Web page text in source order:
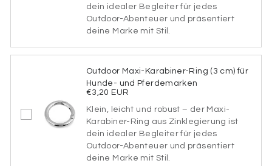
65 verbleibende Zeichen
Bitte wähle eine Schriftart aus.
SCHRIFTART
1
dein idealer Begleiter für jedes
Outdoor-Abenteuer und präsentiert
deine Marke mit Stil.
Outdoor Maxi-Karabiner-Ring (3 cm) für
Hunde- und Pferdemarken
€3,20 EUR
Klein, leicht und robust – der Maxi-
Karabiner-Ring aus Zinklegierung ist
dein idealer Begleiter für jedes
Outdoor-Abenteuer und präsentiert
deine Marke mit Stil.